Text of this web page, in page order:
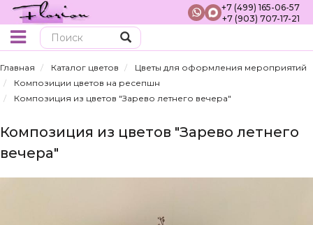
+7 (499) 165-06-57
+7 (903) 707-17-21
Главная Каталог цветов
Цветы для оформления мероприятий
Композиции цветов на ресепшн
Композиция из цветов "Зарево летнего вечера"
Композиция из цветов "Зарево летнего
вечера"